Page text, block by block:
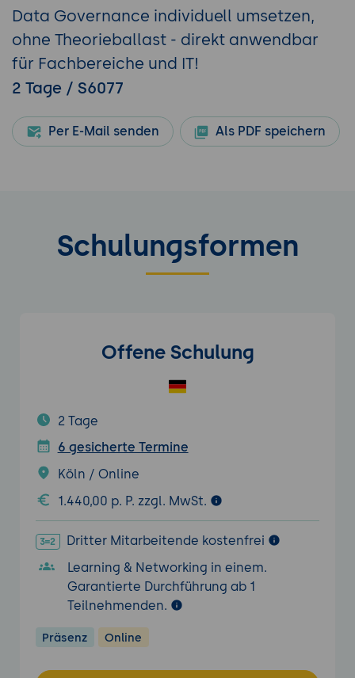
Data Governance individuell umsetzen,
ohne Theorieballast - direkt anwendbar
für Fachbereiche und IT!
2 Tage / S6077
Per E-Mail senden Als PDF speichern
Schulungsformen
Offene Schulung
2 Tage
6 gesicherte Termine
Köln / Online
1.440,00 p. P. zzgl. MwSt.
Dritter Mitarbeitende kostenfrei
Learning & Networking in einem.
Garantierte Durchführung ab 1
Teilnehmenden.
Präsenz Online